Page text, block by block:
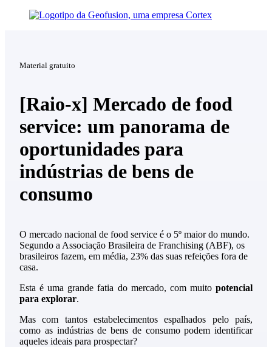
Material gratuito
[Raio-x] Mercado de food
service: um panorama de
oportunidades para
indústrias de bens de
consumo
O mercado nacional de food service é o 5º maior do mundo.
Segundo a Associação Brasileira de Franchising (ABF), os
brasileiros fazem, em média, 23% das suas refeições fora de
casa.
Esta é uma grande fatia do mercado, com muito potencial
para explorar.
Mas com tantos estabelecimentos espalhados pelo país,
como as indústrias de bens de consumo podem identificar
aqueles ideais para prospectar?